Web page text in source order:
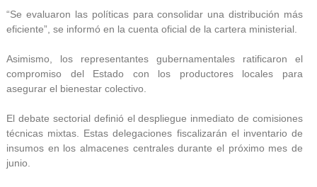
“Se evaluaron las políticas para consolidar una distribución más
eficiente”, se informó en la cuenta oficial de la cartera ministerial.
Asimismo, los representantes gubernamentales ratificaron el
compromiso del Estado con los productores locales para
asegurar el bienestar colectivo.
El debate sectorial definió el despliegue inmediato de comisiones
técnicas mixtas. Estas delegaciones fiscalizarán el inventario de
insumos en los almacenes centrales durante el próximo mes de
junio.